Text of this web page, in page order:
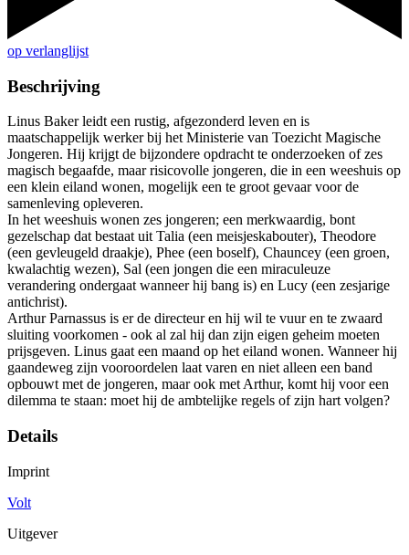
op verlanglijst
Beschrijving
Linus Baker leidt een rustig, afgezonderd leven en is
maatschappelijk werker bij het Ministerie van Toezicht Magische
Jongeren. Hij krijgt de bijzondere opdracht te onderzoeken of zes
magisch begaafde, maar risicovolle jongeren, die in een weeshuis op
een klein eiland wonen, mogelijk een te groot gevaar voor de
samenleving opleveren.
In het weeshuis wonen zes jongeren; een merkwaardig, bont
gezelschap dat bestaat uit Talia (een meisjeskabouter), Theodore
(een gevleugeld draakje), Phee (een boself), Chauncey (een groen,
kwalachtig wezen), Sal (een jongen die een miraculeuze
verandering ondergaat wanneer hij bang is) en Lucy (een zesjarige
antichrist).
Arthur Parnassus is er de directeur en hij wil te vuur en te zwaard
sluiting voorkomen - ook al zal hij dan zijn eigen geheim moeten
prijsgeven. Linus gaat een maand op het eiland wonen. Wanneer hij
gaandeweg zijn vooroordelen laat varen en niet alleen een band
opbouwt met de jongeren, maar ook met Arthur, komt hij voor een
dilemma te staan: moet hij de ambtelijke regels of zijn hart volgen?
Details
Imprint
Volt
Uitgever